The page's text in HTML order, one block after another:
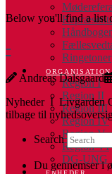
Ringetoner
ORGANISATION
Region I
Region II
Region III
Region IV
Region V
Region VI
DG-UNG
Below you'll find a list
-
Andreas Dalsgaard
Nyheder Ι Livgarden
tilbage til
Search
Du gennemser i